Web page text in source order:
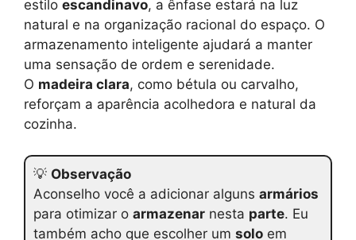
estilo escandinavo, a ênfase estará na luz
natural e na organização racional do espaço. O
armazenamento inteligente ajudará a manter
uma sensação de ordem e serenidade.
O madeira clara, como bétula ou carvalho,
reforçam a aparência acolhedora e natural da
cozinha.
💡 Observação
Aconselho você a adicionar alguns armários
para otimizar o armazenar nesta parte. Eu
também acho que escolher um solo em